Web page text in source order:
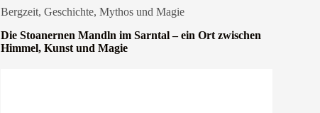
Bergzeit, Geschichte, Mythos und Magie
Die Stoanernen Mandln im Sarntal – ein Ort zwischen
Himmel, Kunst und Magie